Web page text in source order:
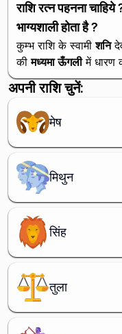
राशि रत्न पहनना
भाग्यशाली होता है ?
कुम्भ राशि के स्वामीशनि
कीमध्यमा ऊँगलीमें धारण
अपनी राशि चुनें:
मेष
मिथुन
सिंह
तुला